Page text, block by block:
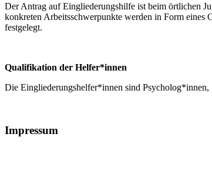
Der Antrag auf Eingliederungshilfe ist beim örtlichen
konkreten Arbeitsschwerpunkte werden in Form eines
festgelegt.
Qualifikation der Helfer*innen
Die Eingliederungshelfer*innen sind
Impressum